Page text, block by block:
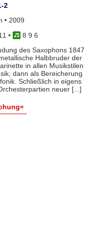
2
• 2009
•
8 9 6
des Saxophons 1847
Halbbruder der
in allen Musikstilen
dann als Bereicherung
Schließlich in eigens
neuer [...]